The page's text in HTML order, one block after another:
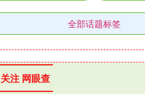
全部话题标签
关注 网眼查